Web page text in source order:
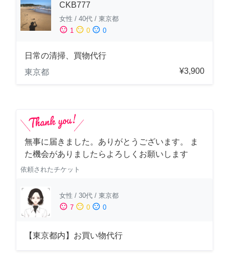
CKB777
女性 / 40代 / 東京都
sentiment_satisfied 1 sentiment_neutral 0 sentiment_dissatisfied 0
日常の清掃、買物代行
東京都
¥3,900
無事に届きました。ありがとうございます。 ま
た機会がありましたらよろしくお願いします
依頼されたチケット
女性 / 30代 / 東京都
sentiment_satisfied 7 sentiment_neutral 0 sentiment_dissatisfied 0
【東京都内】お買い物代行